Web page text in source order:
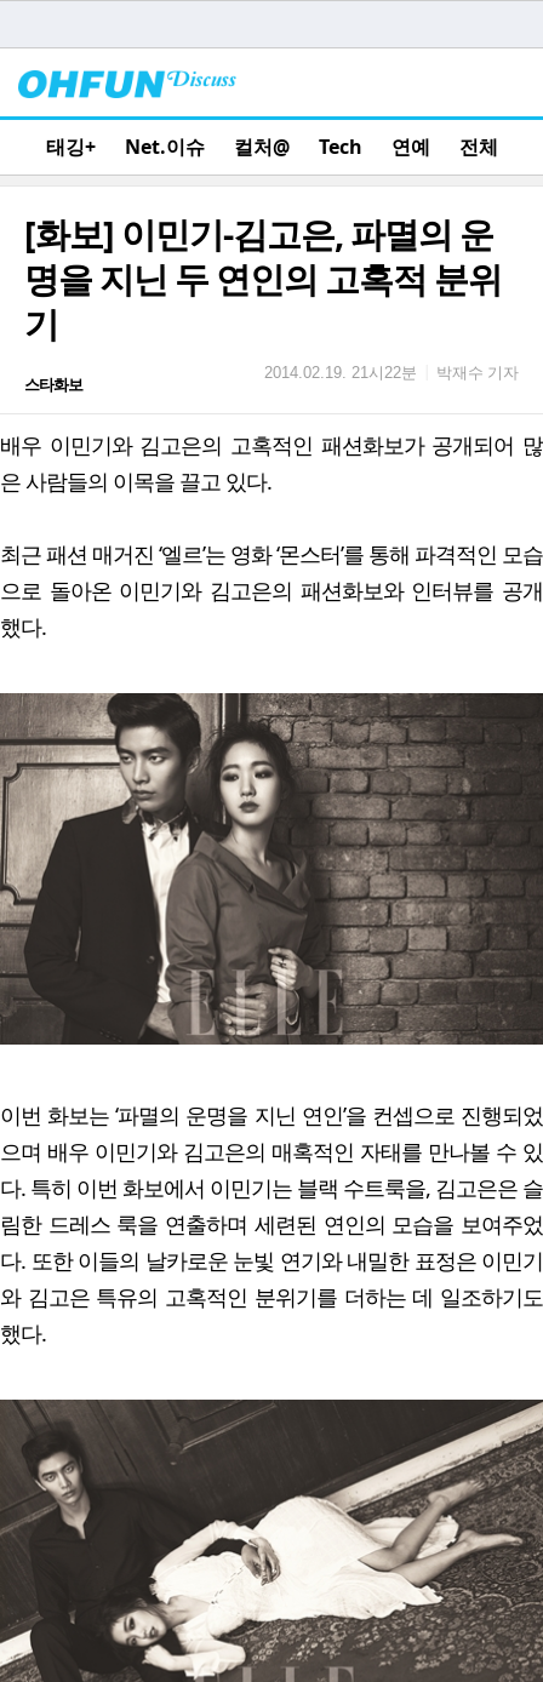
태깅+ Net.이슈 컬처@ Tech 연예 전체
[화보] 이민기-김고은, 파멸의 운
명을 지닌 두 연인의 고혹적 분위
기
스타화보
2014.02.19. 21시22분 박재수 기자
배우 이민기와 김고은의 고혹적인 패션화보가 공개되어 많
은 사람들의 이목을 끌고 있다.
최근 패션 매거진 ‘엘르’는 영화 ‘몬스터’를 통해 파격적인 모습
으로 돌아온 이민기와 김고은의 패션화보와 인터뷰를 공개
했다.
이번 화보는 ‘파멸의 운명을 지닌 연인’을 컨셉으로 진행되었
으며 배우 이민기와 김고은의 매혹적인 자태를 만나볼 수 있
다. 특히 이번 화보에서 이민기는 블랙 수트룩을, 김고은은 슬
림한 드레스 룩을 연출하며 세련된 연인의 모습을 보여주었
다. 또한 이들의 날카로운 눈빛 연기와 내밀한 표정은 이민기
와 김고은 특유의 고혹적인 분위기를 더하는 데 일조하기도
했다.